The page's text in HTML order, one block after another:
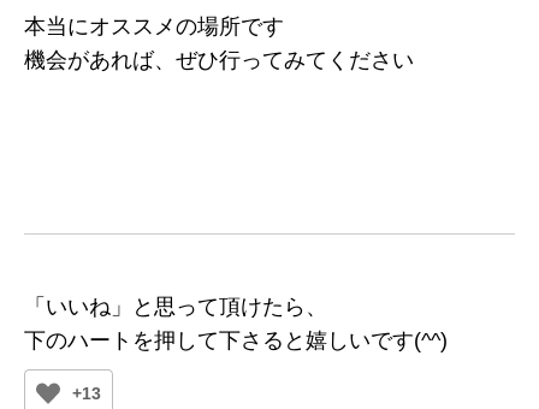
本当にオススメの場所です
機会があれば、ぜひ行ってみてください
「いいね」と思って頂けたら、
下のハートを押して下さると嬉しいです(^^)
+13